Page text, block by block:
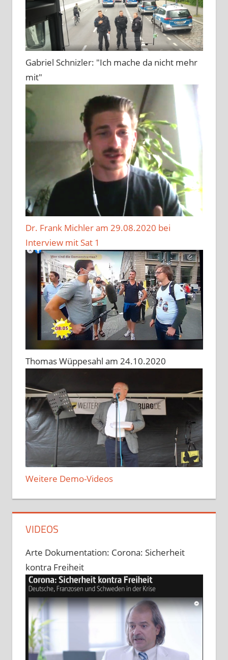
Gabriel Schnizler: "Ich mache da nicht mehr
mit"
Dr. Frank Michler am 29.08.2020 bei
Interview mit Sat 1
Thomas Wüppesahl am 24.10.2020
Weitere Demo-Videos
VIDEOS
Arte Dokumentation: Corona: Sicherheit
kontra Freiheit